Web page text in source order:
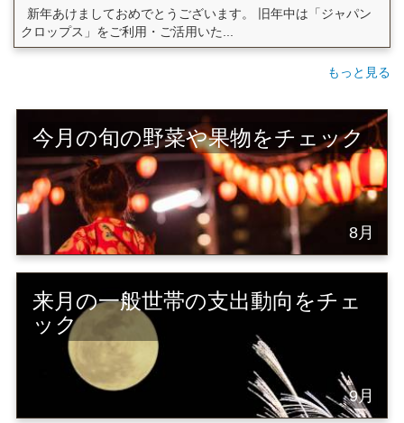
新年あけましておめでとうございます。 旧年中は「ジャパン
クロップス」をご利用・ご活用いた...
もっと見る
今月の旬の野菜や果物をチェック
8月
来月の一般世帯の支出動向をチェ
ック
9月